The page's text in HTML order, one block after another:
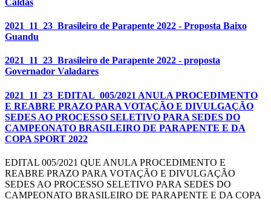
2021_11_23_Brasileiro de Parapente 2022 - Proposta Baixo
Guandu
2021_11_23_Brasileiro de Parapente 2022 - proposta
Governador Valadares
2021_11_23_EDITAL_005/2021 ANULA PROCEDIMENTO
E REABRE PRAZO PARA VOTAÇÃO E DIVULGAÇÃO
SEDES AO PROCESSO SELETIVO PARA SEDES DO
CAMPEONATO BRASILEIRO DE PARAPENTE E DA
COPA SPORT 2022
EDITAL 005/2021 QUE ANULA PROCEDIMENTO E
REABRE PRAZO PARA VOTAÇÃO E DIVULGAÇÃO
SEDES AO PROCESSO SELETIVO PARA SEDES DO
CAMPEONATO BRASILEIRO DE PARAPENTE E DA COPA